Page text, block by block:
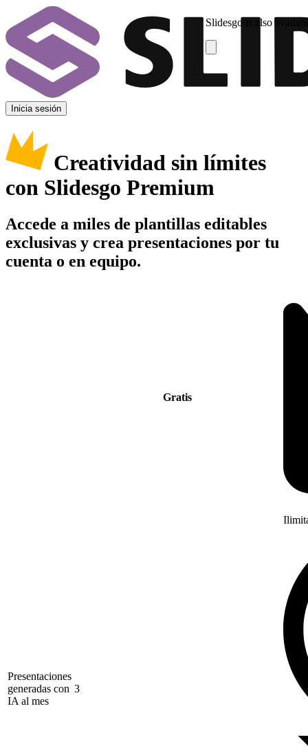
Slidesgo is also
Inicia sesión
Creatividad sin límites
con Slidesgo Premium
Accede a miles de plantillas editables
exclusivas y crea presentaciones por tu
cuenta o en equipo.
Gratis
Presentaciones
generadas con
IA al mes
3